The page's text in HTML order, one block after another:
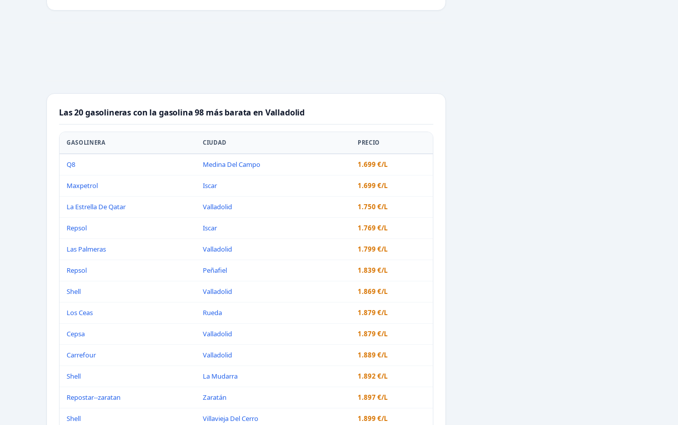
Las 20 gasolineras con la gasolina 98 más barata en Valladolid
GASOLINERA CIUDAD PRECIO
Q8 Medina Del Campo 1.699 €/L
Maxpetrol Iscar 1.699 €/L
La Estrella De Qatar Valladolid 1.750 €/L
Repsol Iscar 1.769 €/L
Las Palmeras Valladolid 1.799 €/L
Repsol Peñafiel 1.839 €/L
Shell Valladolid 1.869 €/L
Los Ceas Rueda 1.879 €/L
Cepsa Valladolid 1.879 €/L
Carrefour Valladolid 1.889 €/L
Shell La Mudarra 1.892 €/L
Repostar--zaratan Zaratán 1.897 €/L
Shell Villavieja Del Cerro 1.899 €/L